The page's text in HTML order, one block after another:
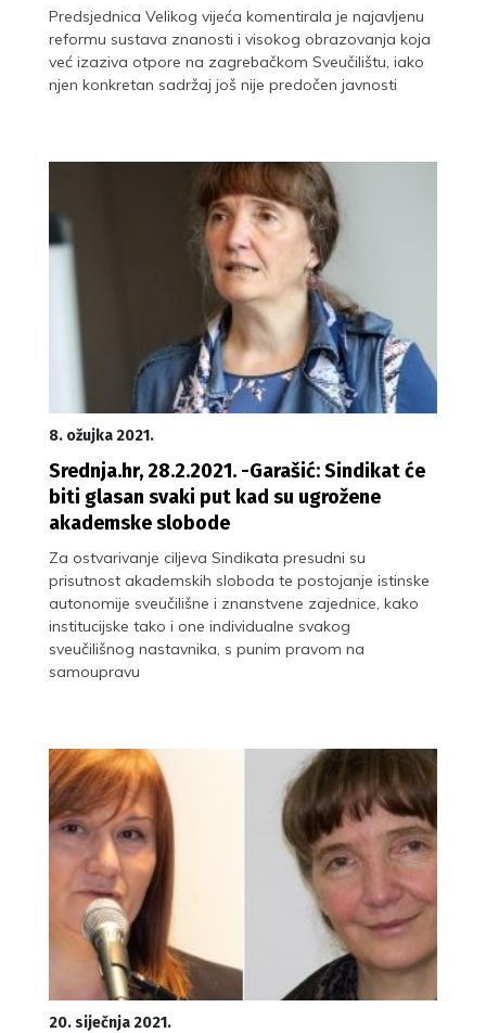
Predsjednica Velikog vijeća komentirala je najavljenu
reformu sustava znanosti i visokog obrazovanja koja
već izaziva otpore na zagrebačkom Sveučilištu, iako
njen konkretan sadržaj još nije predočen javnosti
8. ožujka 2021.
Srednja.hr, 28.2.2021. -Garašić: Sindikat će
biti glasan svaki put kad su ugrožene
akademske slobode
Za ostvarivanje ciljeva Sindikata presudni su
prisutnost akademskih sloboda te postojanje istinske
autonomije sveučilišne i znanstvene zajednice, kako
institucijske tako i one individualne svakog
sveučilišnog nastavnika, s punim pravom na
samoupravu
20. siječnja 2021.